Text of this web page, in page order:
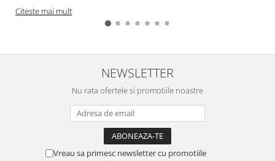
Citeste mai mult
NEWSLETTER
Nu rata ofertele si promotiile noastre
Vreau sa primesc newsletter cu promotiile